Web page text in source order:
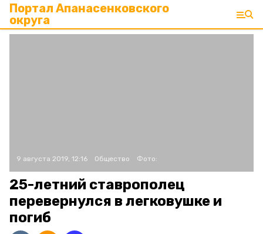
Портал Апанасенковского
округа
9 августа 2019, 12:16 Общество Фото:
25-летний ставрополец
перевернулся в легковушке и
погиб